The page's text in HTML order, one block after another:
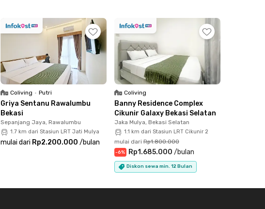
Coliving • Putri
Griya Sentanu Rawalumbu
Bekasi
Sepanjang Jaya, Rawalumbu
1.7 km dari Stasiun LRT Jati Mulya
mulai dari Rp2.200.000 /bulan
Coliving
Banny Residence Complex
Cikunir Galaxy Bekasi Selatan
Jaka Mulya, Bekasi Selatan
1.1 km dari Stasiun LRT Cikunir 2
mulai dari Rp1.800.000
-6% Rp1.685.000 /bulan
Diskon sewa min. 12 Bulan